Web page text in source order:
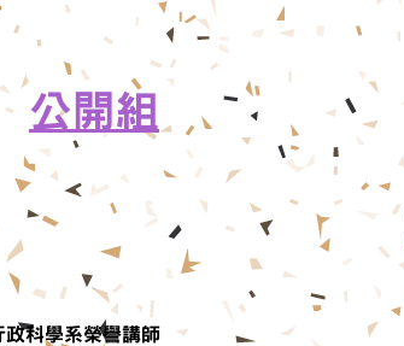
公開組
政科學系榮譽講師